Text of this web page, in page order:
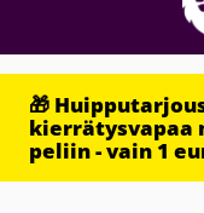
🎁
kierrätysvapaa
peliin - vain 1